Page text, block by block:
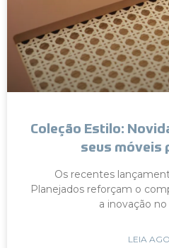
Coleção Estilo:
seus móveis
Os recentes
Planejados reforçam o
a inovação
LEIA